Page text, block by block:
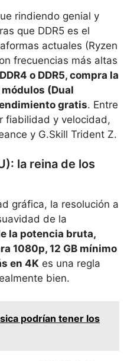
rindiendo genial y
que DDR5 es el
actuales (Ryzen
frecuencias más altas
o DDR5, compra la
(Dual
gratis. Entre
fiabilidad y velocidad,
y G.Skill Trident Z.
la reina de los
gráfica, la resolución a
de la
la potencia bruta,
1080p, 12 GB mínimo
en 4K es una regla
bien.
podrían tener los